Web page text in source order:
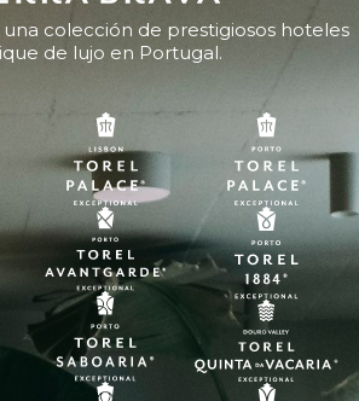
colección de prestigiosos hoteles
de lujo en Portugal.